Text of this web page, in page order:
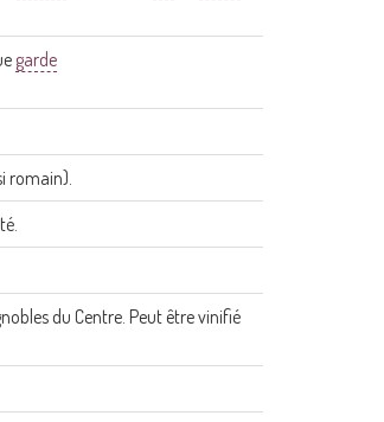
garde
romain).
du Centre. Peut être vinifié